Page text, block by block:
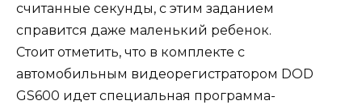
считанные секунды, с этим заданием
справится даже маленький ребенок.
Стоит отметить, что в комплекте с
автомобильным видеорегистратором DOD
GS600 идет специальная программа-